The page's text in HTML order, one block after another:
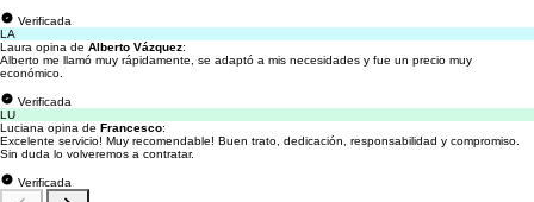
Verificada
LA
Laura opina de Alberto Vázquez:
Alberto me llamó muy rápidamente, se adaptó a mis necesidades y fue un precio muy
económico.
Verificada
LU
Luciana opina de Francesco:
Excelente servicio! Muy recomendable! Buen trato, dedicación, responsabilidad y compromiso.
Sin duda lo volveremos a contratar.
Verificada